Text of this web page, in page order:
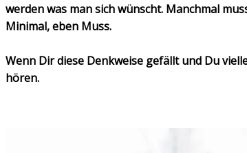
werden was man sich wünscht. Manchmal
Minimal, eben Muss.
Wenn Dir diese Denkweise gefällt und Du
hören.